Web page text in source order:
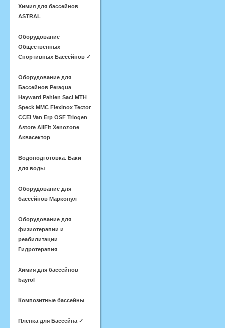
Химия для бассейнов
ASTRAL
Оборудование
Общественных
Спортивных Бассейнов ✓
Оборудование для
Бассейнов Peraqua
Hayward Pahlen Saci MTH
Speck MMC Flexinox Tector
CCEI Van Erp OSF Triogen
Astore AllFit Xenozone
Аквасектор
Водоподготовка. Баки
для воды
Оборудование для
бассейнов Маркопул
Оборудование для
физиотерапии и
реабилитации
Гидротерапия
Химия для бассейнов
bayrol
Композитные бассейны
Плёнка для Бассейна ✓